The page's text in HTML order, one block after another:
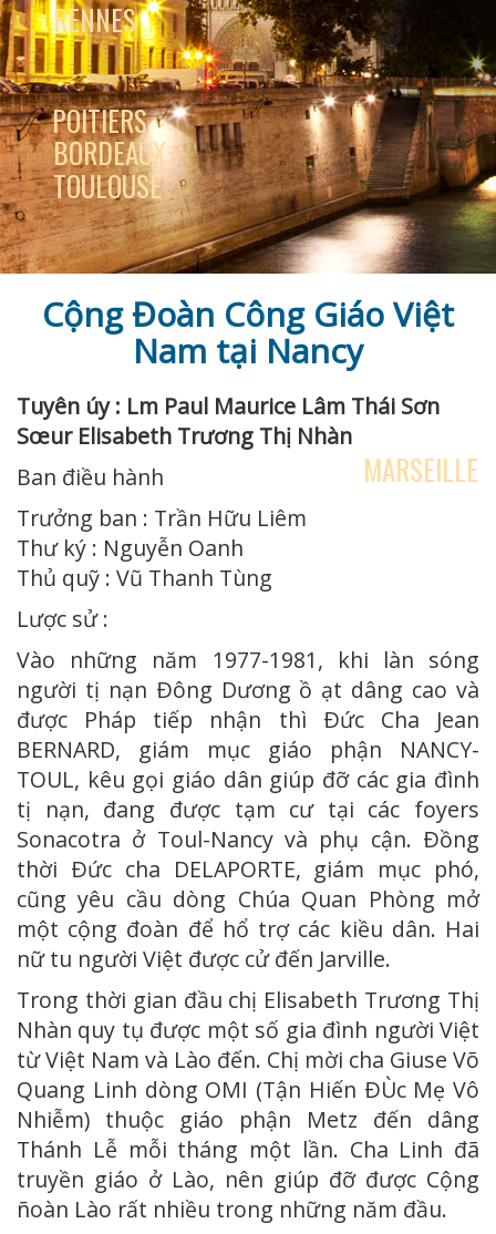
MARSEILLE
RENNES
POITIERS
BORDEAUX
TOULOUSE
Cộng Đoàn Công Giáo Việt
Nam tại Nancy
Tuyên úy : Lm Paul Maurice Lâm Thái Sơn
Sœur Elisabeth Trương Thị Nhàn
Ban điều hành
Trưởng ban : Trần Hữu Liêm
Thư ký : Nguyễn Oanh
Thủ quỹ : Vũ Thanh Tùng
Lược sử :
Vào những năm 1977-1981, khi làn sóng
người tị nạn Ðông Dương ồ ạt dâng cao và
được Pháp tiếp nhận thì Ðức Cha Jean
BERNARD, giám mục giáo phận NANCY-
TOUL, kêu gọi giáo dân giúp đỡ các gia đình
tị nạn, đang được tạm cư tại các foyers
Sonacotra ở Toul-Nancy và phụ cận. Ðồng
thời Ðức cha DELAPORTE, giám mục phó,
cũng yêu cầu dòng Chúa Quan Phòng mở
một cộng đoàn để hổ trợ các kiều dân. Hai
nữ tu người Việt được cử đến Jarville.
Trong thời gian đầu chị Elisabeth Trương Thị
Nhàn quy tụ được một số gia đình người Việt
từ Việt Nam và Lào đến. Chị mời cha Giuse Võ
Quang Linh dòng OMI (Tận Hiến ÐÙc Mẹ Vô
Nhiễm) thuộc giáo phận Metz đến dâng
Thánh Lễ mỗi tháng một lần. Cha Linh đã
truyền giáo ở Lào, nên giúp đỡ được Cộng
ñoàn Lào rất nhiều trong những năm đầu.